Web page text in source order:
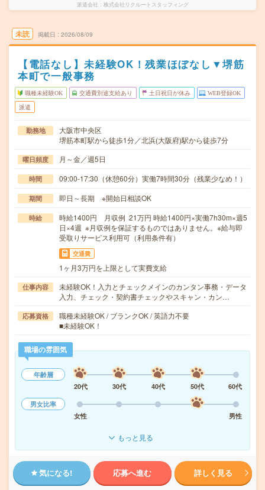
派遣会社 株式会社リクルートスタッフィング
未読 掲載日 2026/08/09
【電話なし】未経験OK！残業ほぼなし▼堺筋
本町で一般事務
職種未経験OK 交通費別途支給あり 土日祝日が休み WEB登録OK
派遣
勤務地
大阪市中央区
堺筋本町駅から徒歩1分／北浜(大阪府)駅から徒歩7分
曜日頻度 月～金／週5日
時間 09:00-17:30（休憩60分）実働7時間30分（残業少なめ！）
期間 即日～長期 ※開始日相談OK
時給
時給1400円 月収例 21万円 時給1400円×実働7h30m×週5
日×4週 ※月収例を保証するものではありません。※給与即
受取りサービス利用可（利用条件有）
交通費
1ヶ月3万円を上限として実費支給
仕事内容
未経験OK！入力とチェックメインのカンタン事務・データ
入力、チェック・契約書チェックやスキャン・カン…
応募資格
職種未経験OK / ブランクOK / 英語力不要
■未経験OK！
職場の雰囲気
年齢層
20代
30代 40代 50代
60代
男女比率
女性
男性
もっと見る
気になる! 応募へ進む 詳しく見る